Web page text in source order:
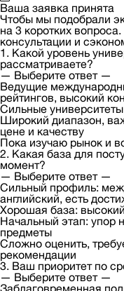
Ваша заявка принята
Чтобы мы подобрали
на 3 коротких
консультации и
1. Какой уровень
рассматриваете?
— Выберите ответ —
Ведущие
рейтингов, высокий
Сильные
Широкий диапазон,
цене и качеству
Пока изучаю рынок и
2. Какая база для
момент?
— Выберите ответ —
Сильный профиль:
английский, есть
Хорошая база:
Начальный этап: упор
предметы
Сложно оценить,
рекомендации
3. Ваш приоритет по
— Выберите ответ —